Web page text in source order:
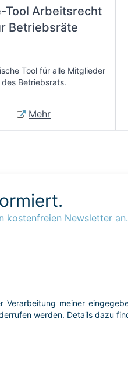
Tool Arbeitsrecht
Betriebsräte
Tool für alle Mitglieder
des Betriebsrats.
Mehr
kostenfreien Newsletter an.